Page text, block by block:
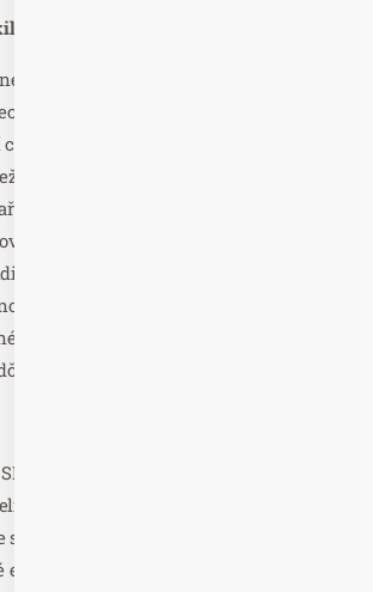
staří, zkušení nebo začátečníci:
nabízí vhodné sjezdovky pro všechny.
najet opravdu hodně kilometrů,
100 kilometrech sjezdovek v největším
areálu Rakouska zaručeně
jistota od října do května, 36
v hlubokém sněhu v „Powder
Stubai Zoo zaručují
lyžařské zážitky. Ale i Axamer Lizum
svou rozsáhlou sítí sjezdovek.
plus CITY Pasu jsou však jen jednou
tento lístek spojuje to nejlepší ze
s ním v tyrolském hlavním městě v
protože slouží také jako vstupenka